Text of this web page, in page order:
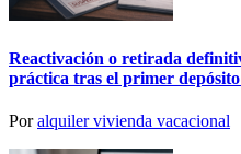
Reactivación o retirada
práctica tras el primer
Poralquiler vivienda vacacional